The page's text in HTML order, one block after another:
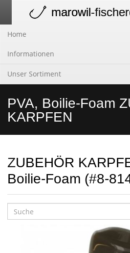
navigation
marowil-
Home
Informationen
Unser Sortiment
PVA, Boilie-Foam
KARPFEN
ZUBEHÖR KARPFEN PVA,
Boilie-Foam (#8-